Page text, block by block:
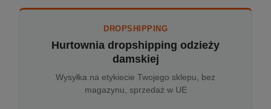
DROPSHIPPING
Hurtownia dropshipping odzieży
damskiej
Wysyłka na etykiecie Twojego sklepu, bez
magazynu, sprzedaż w UE